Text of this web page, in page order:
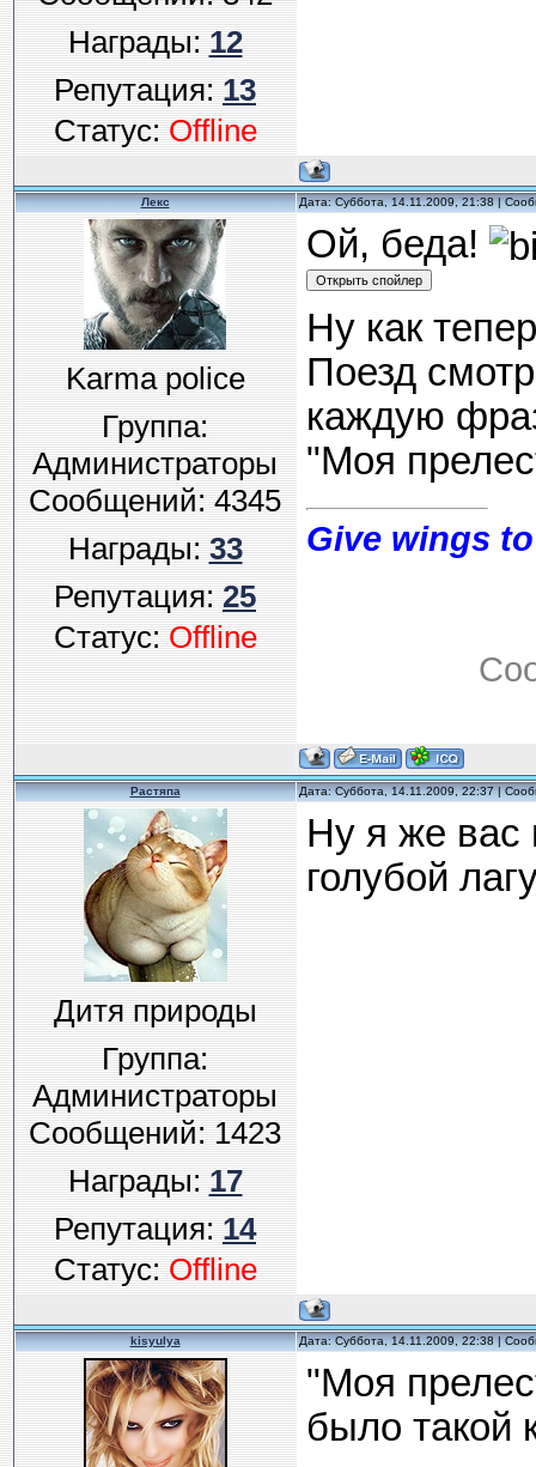
Награды:12
Репутация:13
Статус:Offline
Лекс Дата: Суббота, 14.11.2009, 21:38 |
Karma police
Группа:
Администраторы
Сообщений:4345
Награды:33
Репутация:25
Статус:Offline
Ой, беда!
Ну как
Поезд
каждую
"Моя
Give wings
Растяпа Дата: Суббота, 14.11.2009, 22:37 |
Дитя природы
Группа:
Администраторы
Сообщений:1423
Награды:17
Репутация:14
Статус:Offline
Ну я же вас
голубой
kisyulya Дата: Суббота, 14.11.2009, 22:38 |
"Моя
было такой